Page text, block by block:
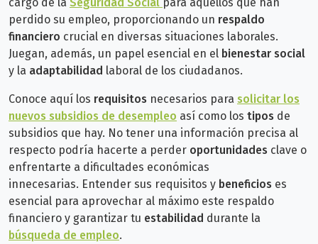
perdido su empleo, proporcionando un respaldo
financiero crucial en diversas situaciones laborales.
Juegan, además, un papel esencial en el bienestar social
y la adaptabilidad laboral de los ciudadanos.
Conoce aquí los requisitos necesarios para solicitar los
nuevos subsidios de desempleo así como los tipos de
subsidios que hay. No tener una información precisa al
respecto podría hacerte a perder oportunidades clave o
enfrentarte a dificultades económicas
innecesarias. Entender sus requisitos y beneficios es
esencial para aprovechar al máximo este respaldo
financiero y garantizar tu estabilidad durante la
búsqueda de empleo.